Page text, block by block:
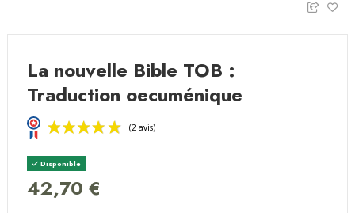
La nouvelle Bible TOB :
Traduction oecuménique
Disponible
42,70 €